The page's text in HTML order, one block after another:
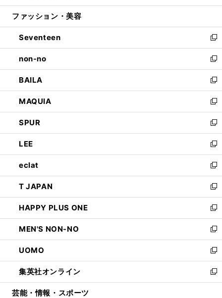
開
ウ
開
く
ン
ウ
で
開
く
ウ
ン
ド
ウ
で
開
く
ファッション・美容
Seventeen
新
し
い
ウ
ィ
ン
ド
ウ
で
開
く
non-no
新
し
い
ウ
ィ
ン
ド
ウ
で
開
く
BAILA
新
し
い
ウ
ィ
ン
ド
ウ
で
開
く
MAQUIA
新
し
い
ウ
ィ
ン
ド
ウ
で
開
く
SPUR
新
し
い
ウ
ィ
ン
ド
ウ
で
開
く
LEE
新
し
い
ウ
ィ
ン
ド
ウ
で
開
く
eclat
新
し
い
ウ
ィ
ン
ド
ウ
で
開
く
T JAPAN
新
し
い
ウ
ィ
ン
ド
ウ
で
開
HAPPY PLUS ONE
新
し
い
ウ
ィ
ン
ド
ウ
MEN'S NON-NO
新
し
い
ウ
ィ
ン
UOMO
新
し
い
ウ
集英社オンライン
新
し
芸能・情報・スポーツ